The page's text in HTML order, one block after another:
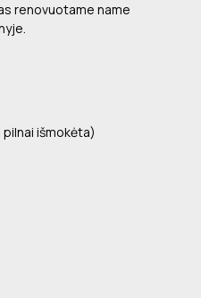
renovuotame name
išmokėta)